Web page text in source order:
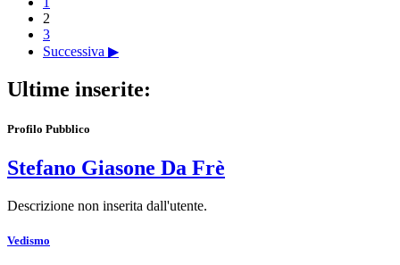
2
3
Successiva ▶
Ultime inserite:
Profilo Pubblico
Stefano Giasone Da Frè
Descrizione non inserita dall'utente.
Vedismo